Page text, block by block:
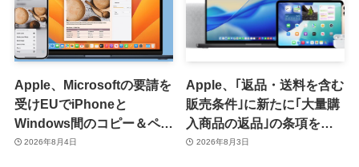
Apple、Microsoftの要請を
受けEUでiPhoneと
Windows間のコピー＆ペー
スト機能を提供へ
2026年8月4日
Apple、｢返品・送料を含む
販売条件｣に新たに｢大量購
入商品の返品｣の条項を追
加 ｰ 大量購入商品の返品に
2026年8月3日